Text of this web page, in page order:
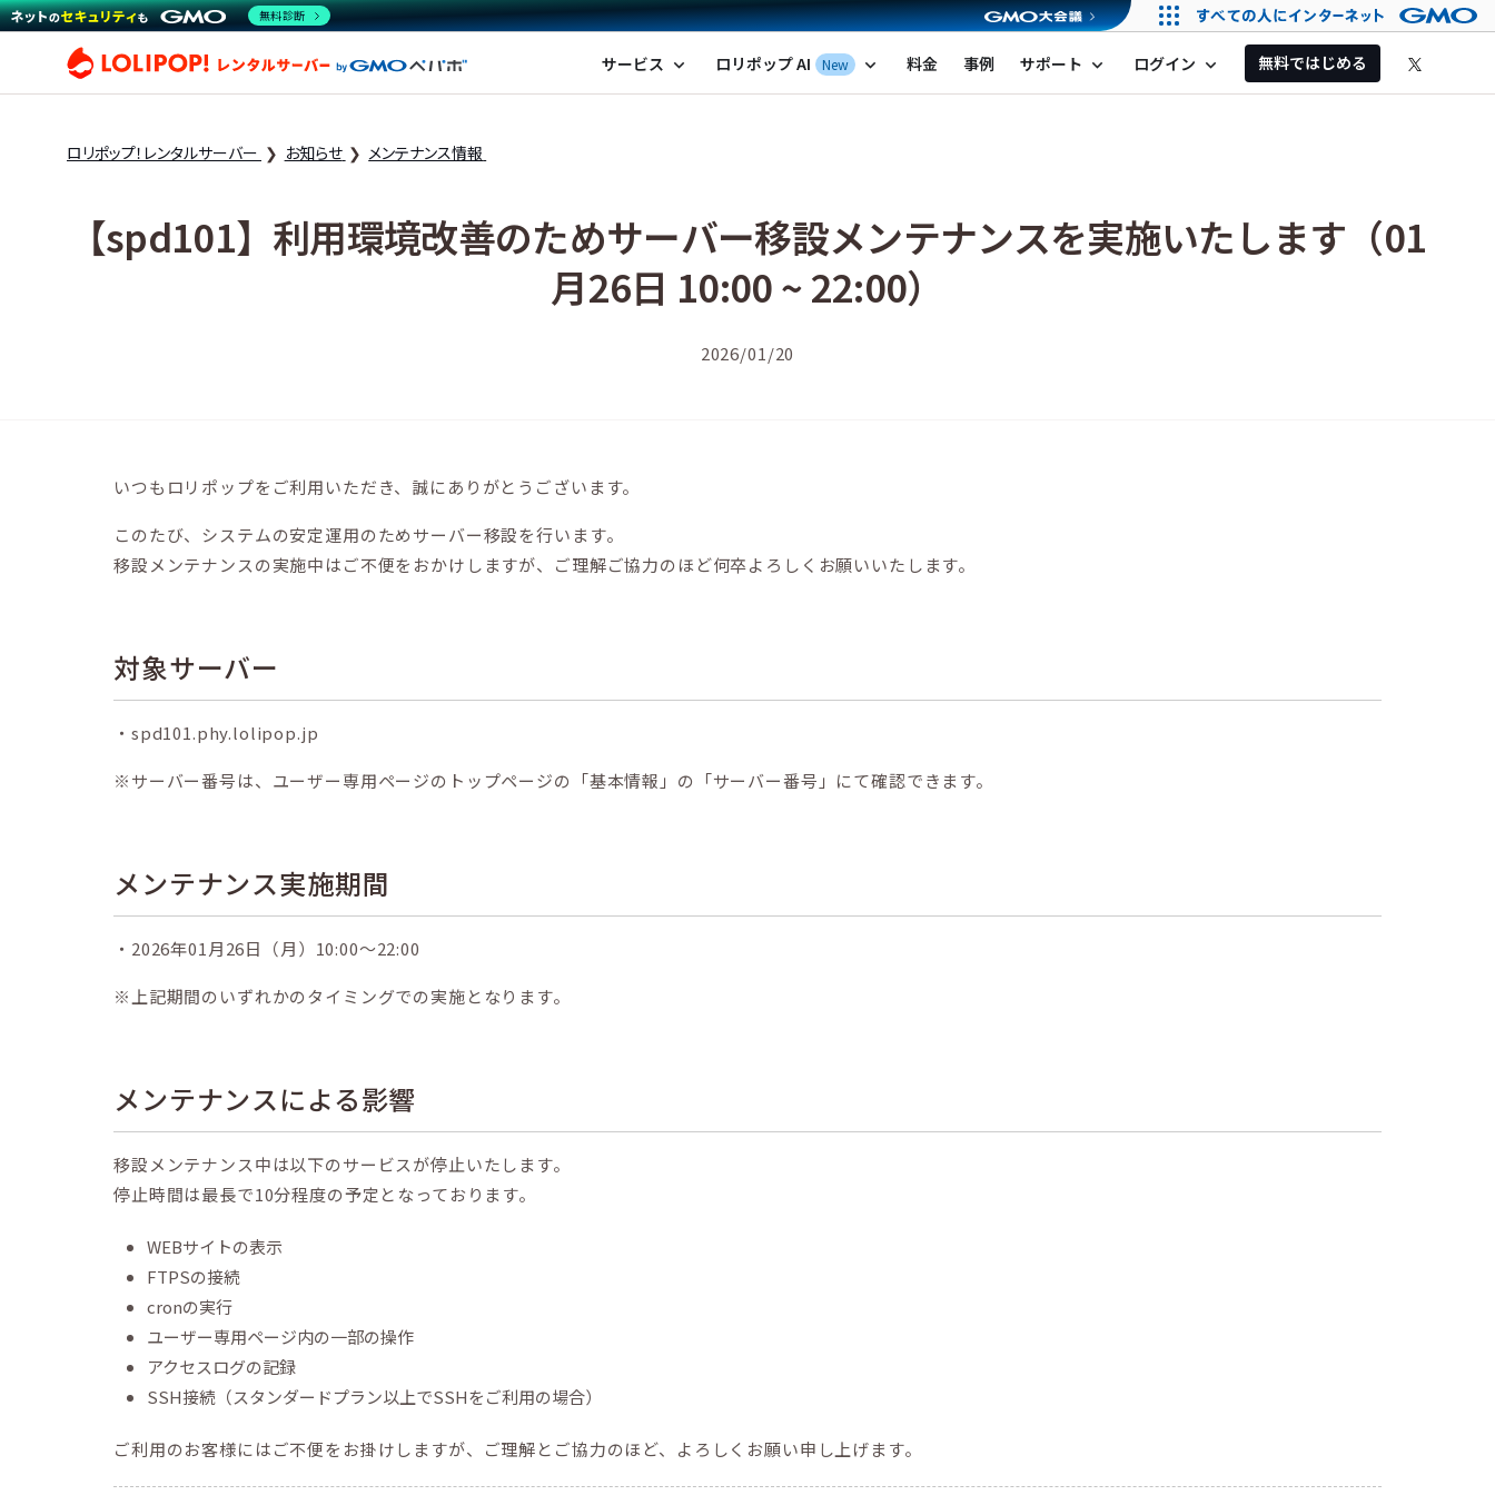
ロリポップ！レンタルサーバー by GMOペパボ
サービス expand_more ロリポップ AI New expand_more 料金 事例 サポート expand_more ログイン expand_more 無料ではじめる
ロリポップ！レンタルサーバー お知らせ メンテナンス情報
【spd101】利用環境改善のためサーバー移設メンテナンスを実施いたします（01
月26日 10:00 ~ 22:00）
2026/01/20
いつもロリポップをご利用いただき、誠にありがとうございます。
このたび、システムの安定運用のためサーバー移設を行います。
移設メンテナンスの実施中はご不便をおかけしますが、ご理解ご協力のほど何卒よろしくお願いいたします。
対象サーバー
・spd101.phy.lolipop.jp
※サーバー番号は、ユーザー専用ページのトップページの「基本情報」の「サーバー番号」にて確認できます。
メンテナンス実施期間
・2026年01月26日（月）10:00〜22:00
※上記期間のいずれかのタイミングでの実施となります。
メンテナンスによる影響
移設メンテナンス中は以下のサービスが停止いたします。
停止時間は最長で10分程度の予定となっております。
WEBサイトの表示
FTPSの接続
cronの実行
ユーザー専用ページ内の一部の操作
アクセスログの記録
SSH接続（スタンダードプラン以上でSSHをご利用の場合）
ご利用のお客様にはご不便をお掛けしますが、ご理解とご協力のほど、よろしくお願い申し上げます。
無料診断